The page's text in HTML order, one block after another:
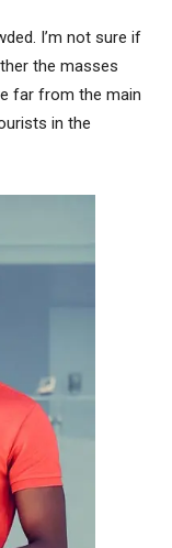
I’m not sure if
the masses
far from the main
in the